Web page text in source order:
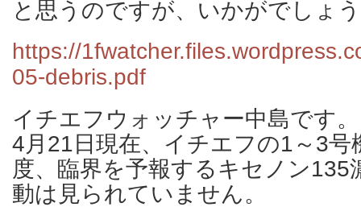
と思うのですが、いかがでしょ
https://
05-debris.pdf
イチエフウォッチャー中島です。
4月21日現在、イチエフの1～3号
度、臨界を予報するキセノン135
動は見られていません。